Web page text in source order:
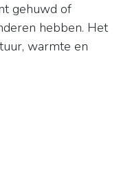
gehuwd of
hebben. Het
warmte en